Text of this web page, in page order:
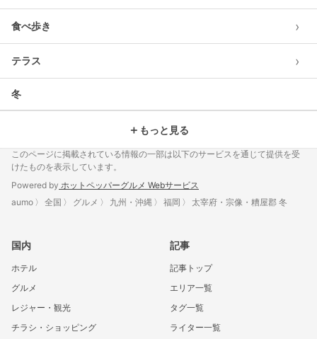
食べ歩き ›
テラス ›
冬
＋ もっと見る
このページに掲載されている情報の一部は以下のサービスを通じて提供を受
けたものを表示しています。
Powered by ホットペッパーグルメ Webサービス
aumo
全国 グルメ 九州・沖縄 福岡 太宰府・宗像・糟屋郡 冬
国内
ホテル
グルメ
レジャー・観光
チラシ・ショッピング
記事
記事トップ
エリア一覧
タグ一覧
ライター一覧